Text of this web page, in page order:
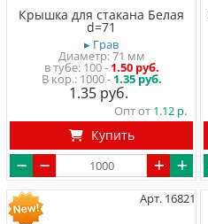
Крышка для стакана Белая
d=71
▸ Грав
Диаметр: 71 мм
в тубе 100- 1.50 руб.
1000 - 1.35 руб.
1.35
Опт от 1.12
Купить
Арт. 16821